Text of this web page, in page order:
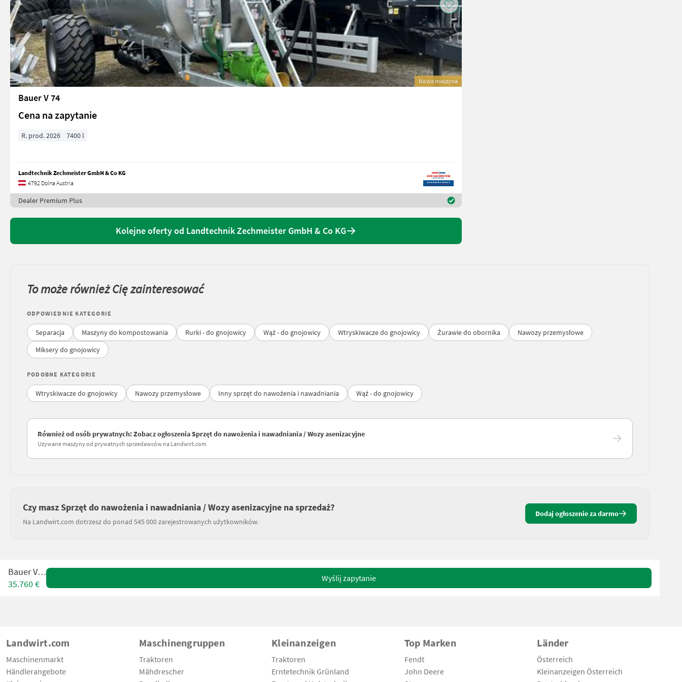
Nowa maszyna
Bauer V 74
Cena na zapytanie
R. prod. 2026 7400 l
Landtechnik Zechmeister GmbH & Co KG
4792 Dolna Austria
Dealer Premium Plus
Kolejne oferty od Landtechnik Zechmeister GmbH & Co KG
To może również Cię zainteresować
ODPOWIEDNIE KATEGORIE
Separacja Maszyny do kompostowania Rurki - do gnojowicy Wąż - do gnojowicy Wtryskiwacze do gnojowicy Żurawie do obornika
Nawozy przemysłowe
Miksery do gnojowicy
PODOBNE KATEGORIE
Wtryskiwacze do gnojowicy Nawozy przemysłowe Inny sprzęt do nawożenia i nawadniania Wąż - do gnojowicy
Również od osób prywatnych: Zobacz ogłoszenia Sprzęt do nawożenia i nawadniania / Wozy asenizacyjne
Używane maszyny od prywatnych sprzedawców na Landwirt.com
Czy masz Sprzęt do nawożenia i nawadniania / Wozy asenizacyjne na sprzedaż?
Na Landwirt.com dotrzesz do ponad 545 000 zarejestrowanych użytkowników.
Dodaj ogłoszenie za darmo
Bauer V 81
35.760 €
Wyślij zapytanie
Landwirt.com
Maschinenmarkt
Händlerangebote
Maschinengruppen
Traktoren
Mähdrescher
Kleinanzeigen
Traktoren
Erntetechnik Grünland
Top Marken
Fendt
John Deere
Länder
Österreich
Kleinanzeigen Österreich